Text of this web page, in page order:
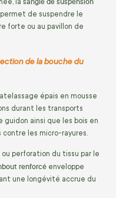
de suspendre le
forte ou au pavillon de
de la bouche du
épais en mousse
durant les transports
ainsi que les bois en
les micro-rayures.
perforation du tissu par le
renforcé enveloppe
une longévité accrue du